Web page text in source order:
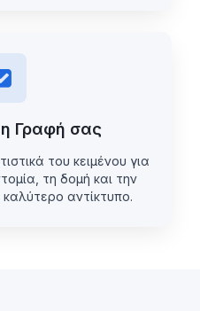
Γραφή σας
του κειμένου για
τη δομή και την
αντίκτυπο.